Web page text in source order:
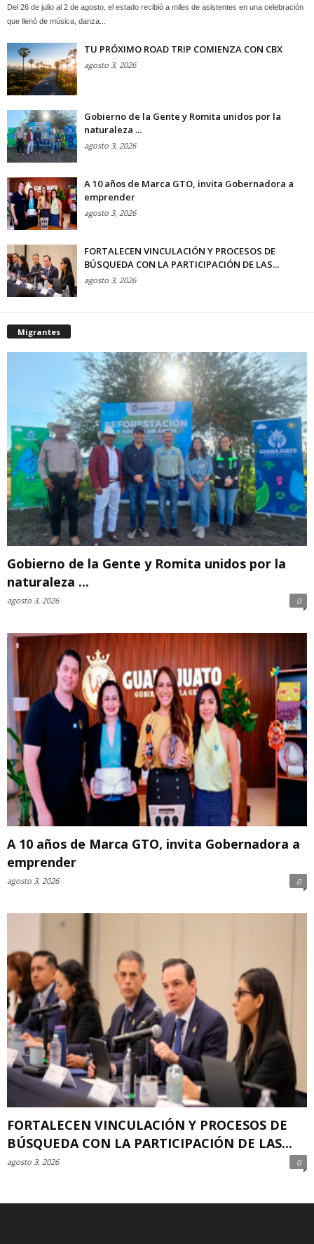
Del 26 de julio al 2 de agosto, el estado recibió a miles de asistentes en una celebración
que llenó de música, danza...
TU PRÓXIMO ROAD TRIP COMIENZA CON CBX
agosto 3, 2026
Gobierno de la Gente y Romita unidos por la
naturaleza ...
agosto 3, 2026
A 10 años de Marca GTO, invita Gobernadora a
emprender
agosto 3, 2026
FORTALECEN VINCULACIÓN Y PROCESOS DE
BÚSQUEDA CON LA PARTICIPACIÓN DE LAS...
agosto 3, 2026
Migrantes
Gobierno de la Gente y Romita unidos por la
naturaleza ...
agosto 3, 2026 0
A 10 años de Marca GTO, invita Gobernadora a
emprender
agosto 3, 2026 0
FORTALECEN VINCULACIÓN Y PROCESOS DE
BÚSQUEDA CON LA PARTICIPACIÓN DE LAS...
agosto 3, 2026 0